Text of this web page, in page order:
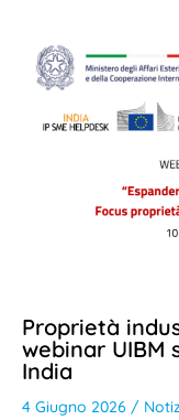
Proprietà
webinar UIBM
India
4 Giugno 2026 /